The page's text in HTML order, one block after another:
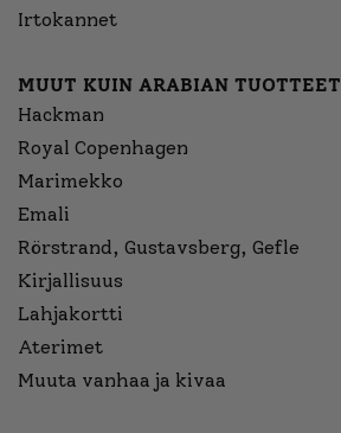
Irtokannet
MUUT KUIN ARABIAN TUOTTEET
Hackman
Royal Copenhagen
Marimekko
Emali
Rörstrand, Gustavsberg, Gefle
Kirjallisuus
Lahjakortti
Aterimet
Muuta vanhaa ja kivaa